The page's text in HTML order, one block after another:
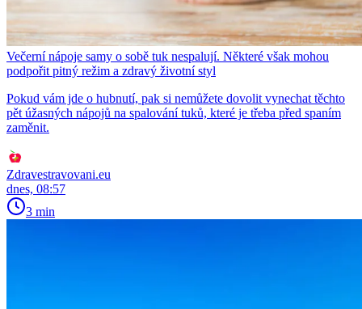
Večerní nápoje samy o sobě tuk nespalují. Některé však mohou
podpořit pitný režim a zdravý životní styl
Pokud vám jde o hubnutí, pak si nemůžete dovolit vynechat těchto
pět úžasných nápojů na spalování tuků, které je třeba před spaním
zaměnit.
Zdravestravovani.eu
dnes, 08:57
3 min